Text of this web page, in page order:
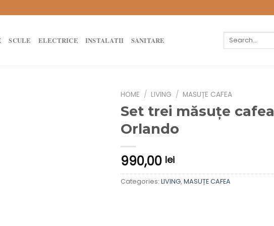
SCULE ELECTRICE INSTALATII SANITARE
Search
HOME / LIVING / MASUȚE CAFEA
Set trei măsuțe cafea
Orlando
990,00 lei
Categories: LIVING, MASUȚE CAFEA